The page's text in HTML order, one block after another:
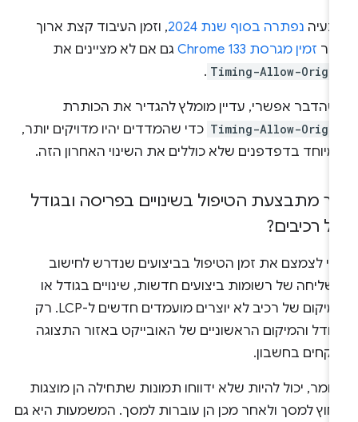
נפתרה בסוף שנת 2024
, וזמן העיבוד קצת ארוך
זמין מגרסת Chrome 133 גם אם לא מציינים את
Timing-Allow-
.
אפשרי, עדיין מומלץ להגדיר את הכותרת
Timing-Allow- כדי שהמדדים יהיו מדויקים יותר,
בדפדפנים שלא כוללים את השינוי האחרון הזה.
מתבצעת הטיפול בשינויים בפריסה ובגודל
רכיבים?
לצמצם את זמן הטיפול בביצועים שנדרש לחישוב
של רשומות ביצועים חדשות, שינויים בגודל או
במיקום של רכיב לא יוצרים מועמדים חדשים ל-LCP. רק
והמיקום הראשוניים של האובייקט באזור התצוגה
בחשבון.
יכול להיות שלא ידווחו תמונות שתחילה הן מוצגות
למסך ולאחר מכן הן עוברות למסך. המשמעות היא גם